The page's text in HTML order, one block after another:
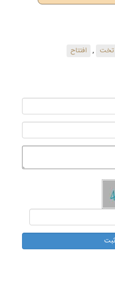
تخت , افتتاح